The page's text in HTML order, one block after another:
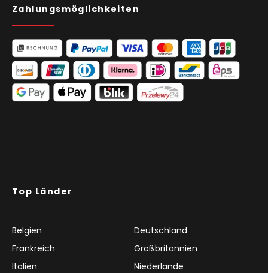
Zahlungsmöglichkeiten
Top Länder
Belgien
Deutschland
Frankreich
Großbritannien
Italien
Niederlande